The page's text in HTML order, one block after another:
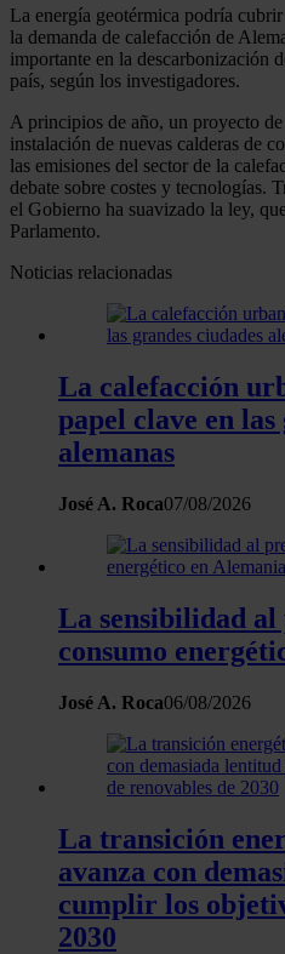
La energía geotérmica podría
la demanda de calefacción de
importante en la descarbonización
país, según los investigadores.
A principios de año, un proyecto
instalación de nuevas calderas de
las emisiones del sector de la
debate sobre costes y tecnologías.
el Gobierno ha suavizado la ley,
Parlamento.
Noticias relacionadas
La calefacción
papel clave en
alemanas
José A. Roca07/08/2026
La sensibilidad
consumo
José A. Roca06/08/2026
La transición
avanza con
cumplir los
2030